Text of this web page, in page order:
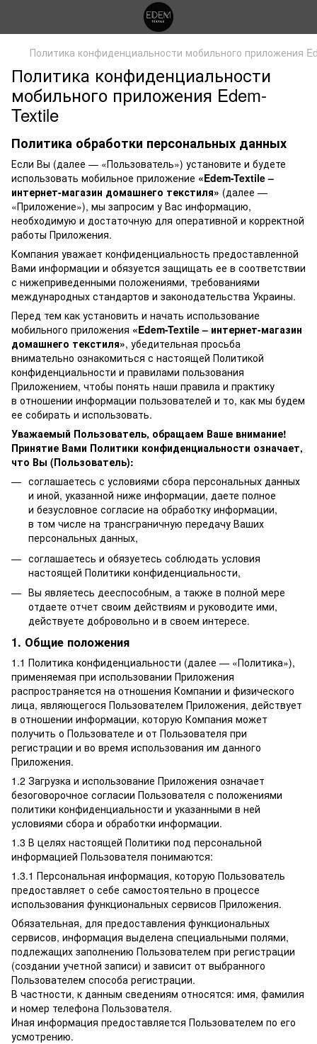
Политика конфиденциальности мобильного приложения
Политика конфиденциальности
мобильного приложения Edem-
Textile
Политика обработки персональных данных
Если Вы (далее — «Пользователь») установите и будете
использовать мобильное приложение «Edem-Textile –
интернет-магазин домашнего текстиля» (далее —
«Приложение»), мы запросим у Вас информацию,
необходимую и достаточную для оперативной и корректной
работы Приложения.
Компания уважает конфиденциальность предоставленной
Вами информации и обязуется защищать ее в соответствии
с нижеприведенными положениями, требованиями
международных стандартов и законодательства Украины.
Перед тем как установить и начать использование
мобильного приложения «Edem-Textile – интернет-магазин
домашнего текстиля», убедительная просьба
внимательно ознакомиться с настоящей Политикой
конфиденциальности и правилами пользования
Приложением, чтобы понять наши правила и практику
в отношении информации пользователей и то, как мы будем
ее собирать и использовать.
Уважаемый Пользователь, обращаем Ваше внимание!
Принятие Вами Политики конфиденциальности означает,
что Вы (Пользователь):
соглашаетесь с условиями сбора персональных данных
и иной, указанной ниже информации, даете полное
и безусловное согласие на обработку информации,
в том числе на трансграничную передачу Ваших
персональных данных,
соглашаетесь и обязуетесь соблюдать условия
настоящей Политики конфиденциальности,
Вы являетесь дееспособным, а также в полной мере
отдаете отчет своим действиям и руководите ими,
действуете добровольно и в своем интересе.
1. Общие положения
1.1 Политика конфиденциальности (далее — «Политика»),
применяемая при использовании Приложения
распространяется на отношения Компании и физического
лица, являющегося Пользователем Приложения, действует
в отношении информации, которую Компания может
получить о Пользователе и от Пользователя при
регистрации и во время использования им данного
Приложения.
1.2 Загрузка и использование Приложения означает
безоговорочное согласии Пользователя с положениями
политики конфиденциальности и указанными в ней
условиями сбора и обработки информации.
1.3 В целях настоящей Политики под персональной
информацией Пользователя понимаются:
1.3.1 Персональная информация, которую Пользователь
предоставляет о себе самостоятельно в процессе
использования функциональных сервисов Приложения.
Обязательная, для предоставления функциональных
сервисов, информация выделена специальными полями,
подлежащих заполнению Пользователем при регистрации
(создании учетной записи) и зависит от выбранного
Пользователем способа регистрации.
В частности, к данным сведениям относятся: имя, фамилия
и номер телефона Пользователя.
Иная информация предоставляется Пользователем по его
усмотрению.